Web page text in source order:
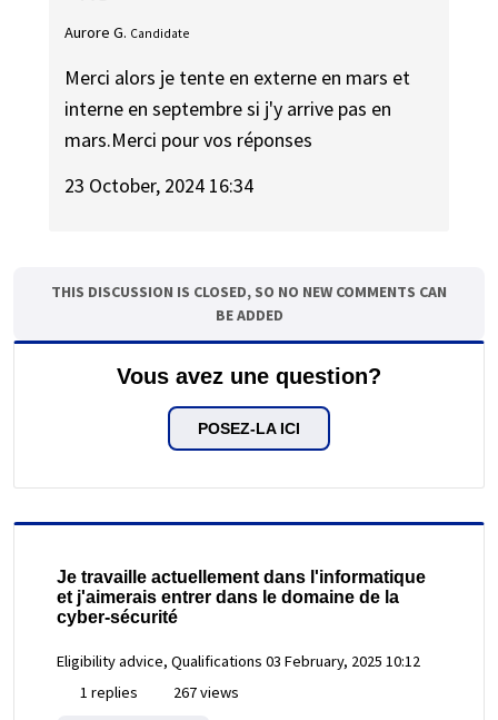
Aurore G. Candidate
Merci alors je tente en externe en mars et
interne en septembre si j'y arrive pas en
mars.Merci pour vos réponses
23 October, 2024 16:34
THIS DISCUSSION IS CLOSED, SO NO NEW COMMENTS CAN
BE ADDED
Vous avez une question?
POSEZ-LA ICI
Je travaille actuellement dans l'informatique
et j'aimerais entrer dans le domaine de la
cyber-sécurité
Eligibility advice, Qualifications 03 February, 2025 10:12
1 replies
267 views